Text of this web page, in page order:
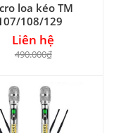
loa kéo TM
108/129
Liên hệ
490.000₫